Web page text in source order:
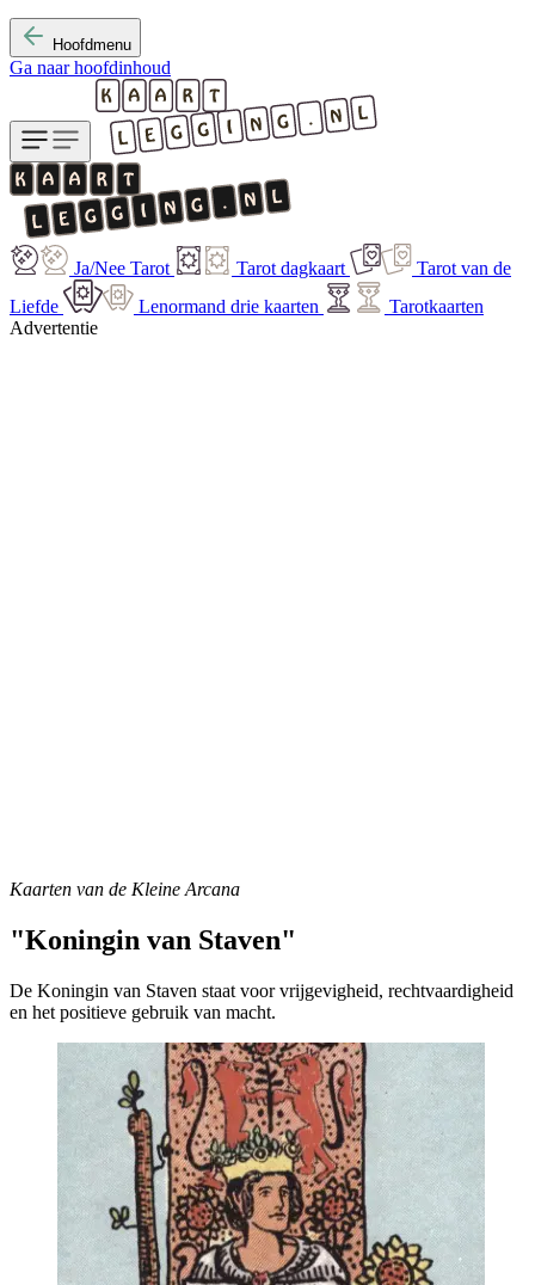
Hoofdmenu
Ga naar hoofdinhoud
Ja/Nee Tarot Tarot dagkaart
Tarot van de
Liefde
Lenormand drie kaarten
Tarotkaarten
Advertentie
Kaarten van de Kleine Arcana
"Koningin van Staven"
De Koningin van Staven staat voor vrijgevigheid, rechtvaardigheid
en het positieve gebruik van macht.